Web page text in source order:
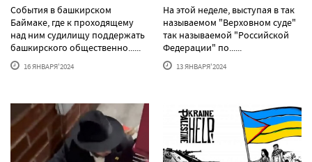
События в башкирском
Баймаке, где к проходящему
над ним судилищу поддержать
башкирского общественно......
16 ЯНВАРЯ'2024
На этой неделе, выступая в так
называемом "Верховном суде"
так называемой "Российской
Федерации" по......
13 ЯНВАРЯ'2024